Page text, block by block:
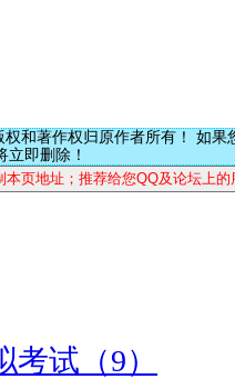
和著作权归原作者所有！ 如果
立即删除！
考试（9）